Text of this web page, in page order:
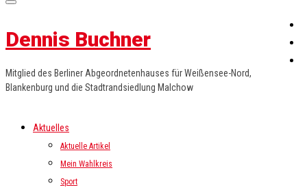
Dennis Buchner
Mitglied des Berliner Abgeordnetenhauses für Weißensee-Nord,
Blankenburg und die Stadtrandsiedlung Malchow
Aktuelles
Aktuelle Artikel
Mein Wahlkreis
Sport